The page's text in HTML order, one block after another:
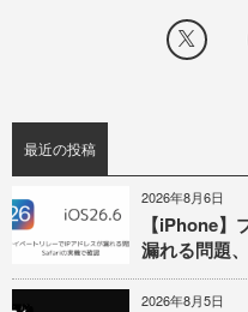
最近の投稿
2026年8月6日
【iPhone
漏れる問題
2026年8月5日